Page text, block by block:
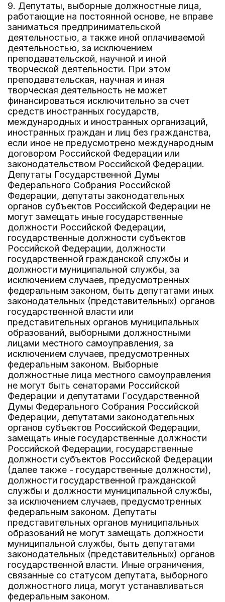
9. Депутаты, выборные должностные лица,
работающие на постоянной основе, не вправе
заниматься предпринимательской
деятельностью, а также иной оплачиваемой
деятельностью, за исключением
преподавательской, научной и иной
творческой деятельности. При этом
преподавательская, научная и иная
творческая деятельность не может
финансироваться исключительно за счет
средств иностранных государств,
международных и иностранных организаций,
иностранных граждан и лиц без гражданства,
если иное не предусмотрено международным
договором Российской Федерации или
законодательством Российской Федерации.
Депутаты Государственной Думы
Федерального Собрания Российской
Федерации, депутаты законодательных
органов субъектов Российской Федерации не
могут замещать иные государственные
должности Российской Федерации,
государственные должности субъектов
Российской Федерации, должности
государственной гражданской службы и
должности муниципальной службы, за
исключением случаев, предусмотренных
федеральным законом, быть депутатами иных
законодательных (представительных) органов
государственной власти или
представительных органов муниципальных
образований, выборными должностными
лицами местного самоуправления, за
исключением случаев, предусмотренных
федеральным законом. Выборные
должностные лица местного самоуправления
не могут быть сенаторами Российской
Федерации и депутатами Государственной
Думы Федерального Собрания Российской
Федерации, депутатами законодательных
органов субъектов Российской Федерации,
замещать иные государственные должности
Российской Федерации, государственные
должности субъектов Российской Федерации
(далее также - государственные должности),
должности государственной гражданской
службы и должности муниципальной службы,
за исключением случаев, предусмотренных
федеральным законом. Депутаты
представительных органов муниципальных
образований не могут замещать должности
муниципальной службы, быть депутатами
законодательных (представительных) органов
государственной власти. Иные ограничения,
связанные со статусом депутата, выборного
должностного лица, могут устанавливаться
федеральным законом.